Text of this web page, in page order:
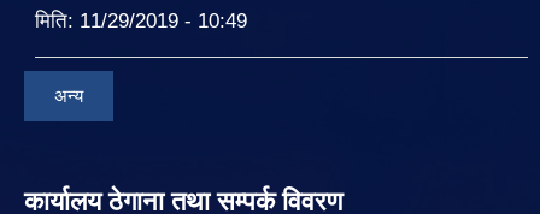
मिति: 11/29/2019 - 10:49
अन्य
कार्यालय ठेगाना तथा सम्पर्क विवरण